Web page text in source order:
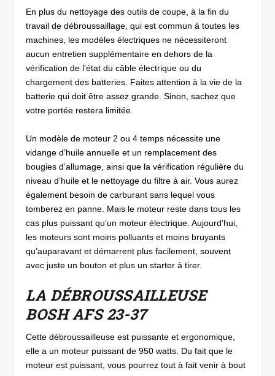
En plus du nettoyage des outils de coupe, à la fin du
travail de débroussaillage, qui est commun à toutes les
machines, les modèles électriques ne nécessiteront
aucun entretien supplémentaire en dehors de la
vérification de l’état du câble électrique ou du
chargement des batteries. Faites attention à la vie de la
batterie qui doit être assez grande. Sinon, sachez que
votre portée restera limitée.
Un modèle de moteur 2 ou 4 temps nécessite une
vidange d’huile annuelle et un remplacement des
bougies d’allumage, ainsi que la vérification régulière du
niveau d’huile et le nettoyage du filtre à air. Vous aurez
également besoin de carburant sans lequel vous
tomberez en panne. Mais le moteur reste dans tous les
cas plus puissant qu’un moteur électrique. Aujourd’hui,
les moteurs sont moins polluants et moins bruyants
qu’auparavant et démarrent plus facilement, souvent
avec juste un bouton et plus un starter à tirer.
LA DÉBROUSSAILLEUSE
BOSH AFS 23-37
Cette débroussailleuse est puissante et ergonomique,
elle a un moteur puissant de 950 watts. Du fait que le
moteur est puissant, vous pourrez tout à fait venir à bout